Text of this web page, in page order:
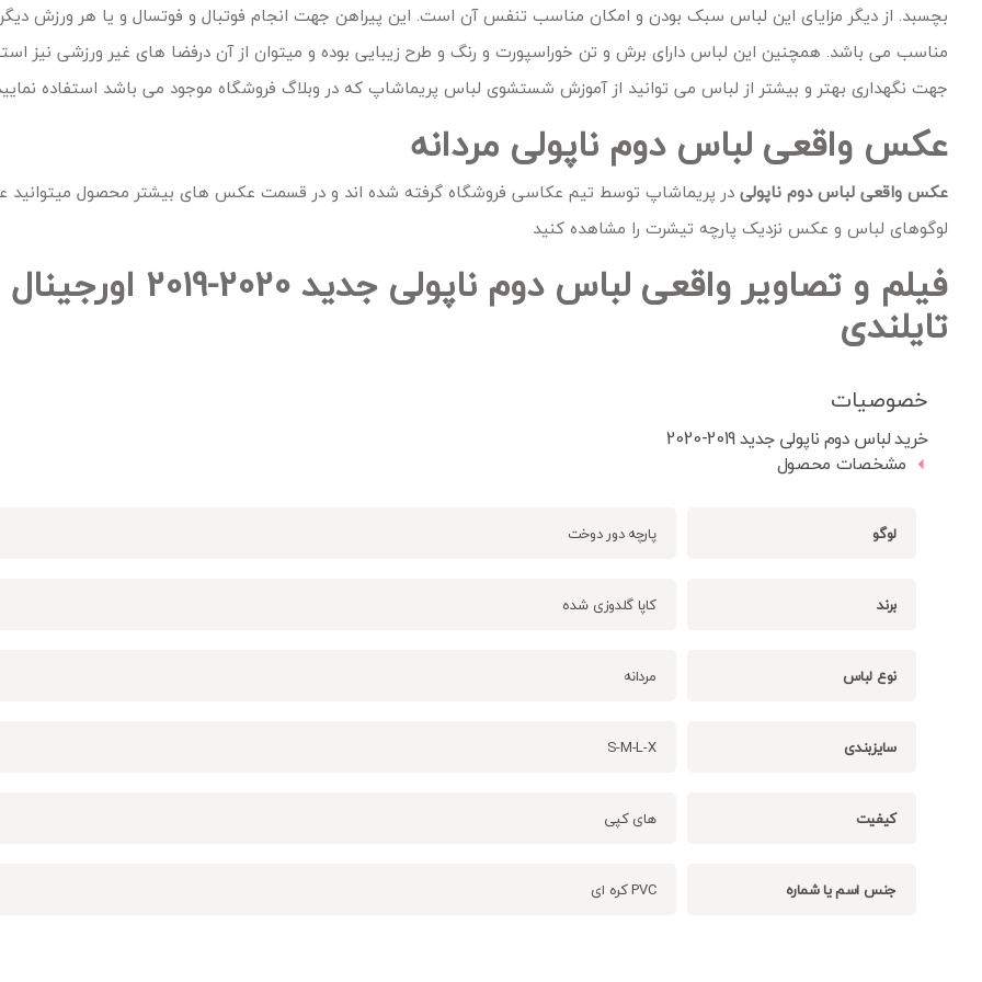
بچسبد. از دیگر مزایای این لباس سبک بودن و امکان مناسب تنفس آن است. این پیراهن جهت انجام فوتبال و فوتسال و یا هر ورزش دیگر
مناسب می باشد. همچنین این لباس دارای برش و تن خوراسپورت و رنگ و طرح زیبایی بوده و میتوان از آن درفضا های غیر ورزشی نیز
جهت نگهداری بهتر و بیشتر از لباس می توانید از آموزش شستشوی لباس پریماشاپ که در وبلاگ فروشگاه موجود می باشد استفاده
عکس واقعی لباس دوم ناپولی مردانه
عکس واقعی لباس دوم ناپولیدر پریماشاپ توسط تیم عکاسی فروشگاه گرفته شده اند و در قسمت عکس های بیشتر محصول
لوگوهای لباس و عکس نزدیک پارچه تیشرت را مشاهده کنید
فیلم و تصاویر واقعی لباس دوم ناپولی جدید 2020-2019 اورجینال
تایلندی
خصوصیات
خرید لباس دوم ناپولی جدید 2019-2020
مشخصات محصول
لوگو پارچه دور دوخت
برند کاپا گلدوزی شده
نوع لباس مردانه
سایزبندی S-M-L-X
کیفیت های کپی
جنس اسم یا شماره PVC کره ای